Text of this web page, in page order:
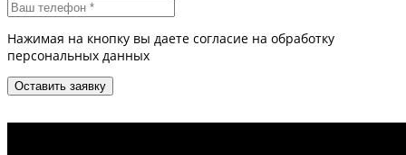
Нажимая на кнопку вы даете согласие на обработку
персональных данных